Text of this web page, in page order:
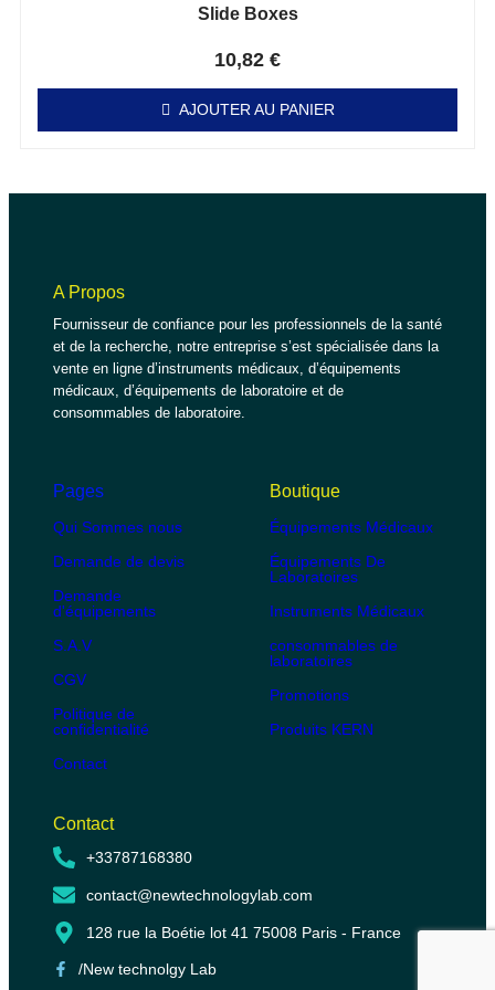
Slide Boxes
10,82 €
AJOUTER AU PANIER
A Propos
Fournisseur de confiance pour les professionnels de la santé
et de la recherche, notre entreprise s’est spécialisée dans la
vente en ligne d’instruments médicaux, d’équipements
médicaux, d’équipements de laboratoire et de
consommables de laboratoire.
Pages
Qui Sommes nous
Demande de devis
Demande
d'équipements
S.A.V
CGV
Politique de
confidentialité
Contact
Boutique
Équipements Médicaux
Équipements De
Laboratoires
Instruments Médicaux
consommables de
laboratoires
Promotions
Produits KERN
Contact
+33787168380
contact@newtechnologylab.com
128 rue la Boétie lot 41 75008 Paris - France
/New technolgy Lab